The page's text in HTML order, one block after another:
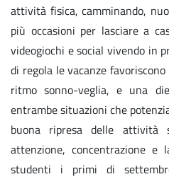
attività fisica, camminando,
più occasioni per lasciare a
videogiochi e social vivendo in
di regola le vacanze
ritmo sonno-veglia, e una
entrambe situazioni che
buona ripresa delle attività
attenzione, concentrazione e
studenti i primi di